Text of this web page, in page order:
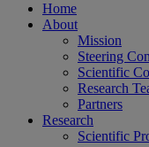
Home
About
Mission
Steering
Scientific
Research
Partners
Research
Scientific